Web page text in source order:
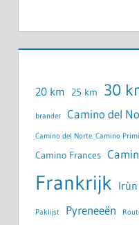
20 km 25 km 30
brander Camino del
Camino del Norte. Camino
Camino Frances
Frankrijk Irùn
Paklijst Pyreneeën